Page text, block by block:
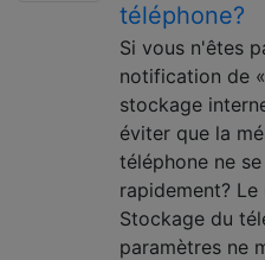
téléphone?
Si vous n'êtes
notification de
stockage
éviter que la
téléphone ne
rapidement?
Stockage du
paramètres ne